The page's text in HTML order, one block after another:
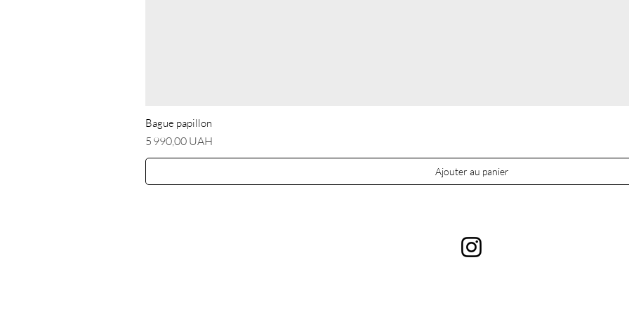
Bague papillon
Prix
5 990,00 UAH
Ajouter au panier